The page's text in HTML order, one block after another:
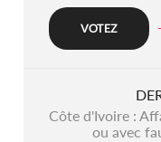
Côte d'Ivoire :
ou avec